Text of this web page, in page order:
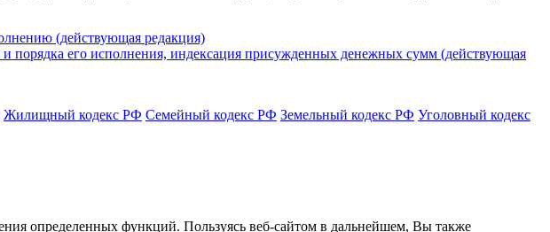
(действующая редакция)
порядка его исполнения, индексация присужденных денежных сумм (действующая
Жилищный кодекс РФ Семейный кодекс РФ Земельный кодекс РФ Уголовный кодекс
определенных функций. Пользуясь веб-сайтом в дальнейшем, Вы также